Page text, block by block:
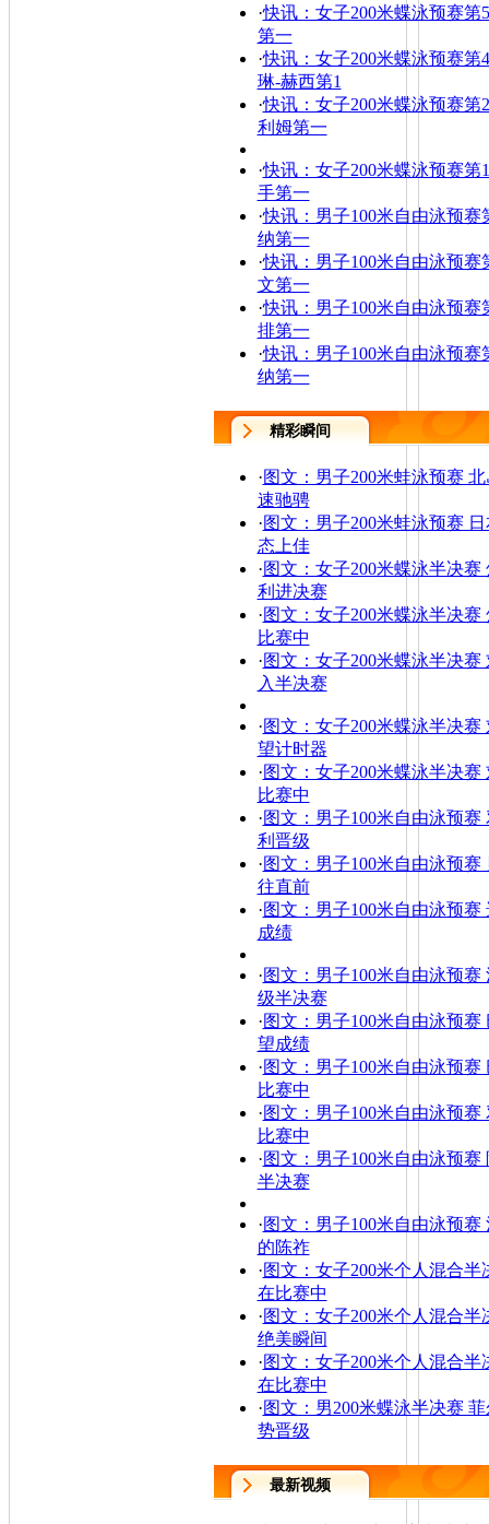
·快讯：女子200米蝶泳预赛第
第一
·快讯：女子200米蝶泳预赛第
琳-赫西第1
·快讯：女子200米蝶泳预赛第
利姆第一
·快讯：女子200米蝶泳预赛第
手第一
·快讯：男子100米自由泳预赛
纳第一
·快讯：男子100米自由泳预赛
文第一
·快讯：男子100米自由泳预赛
排第一
·快讯：男子100米自由泳预赛
纳第一
精彩瞬间
·图文：男子200米蛙泳预赛
速驰骋
·图文：男子200米蛙泳预赛
态上佳
·图文：女子200米蝶泳半决赛
利进决赛
·图文：女子200米蝶泳半决赛
比赛中
·图文：女子200米蝶泳半决赛
入半决赛
·图文：女子200米蝶泳半决赛
望计时器
·图文：女子200米蝶泳半决赛
比赛中
·图文：男子100米自由泳预赛
利晋级
·图文：男子100米自由泳预赛
往直前
·图文：男子100米自由泳预赛
成绩
·图文：男子100米自由泳预赛
级半决赛
·图文：男子100米自由泳预赛
望成绩
·图文：男子100米自由泳预赛
比赛中
·图文：男子100米自由泳预赛
比赛中
·图文：男子100米自由泳预赛
半决赛
·图文：男子100米自由泳预赛
的陈祚
·图文：女子200米个人混合半
在比赛中
·图文：女子200米个人混合半
绝美瞬间
·图文：女子200米个人混合半
在比赛中
·图文：男200米蝶泳半决赛
势晋级
最新视频